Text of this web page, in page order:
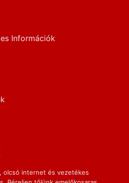
Információk
olcsó internet és vezetékes